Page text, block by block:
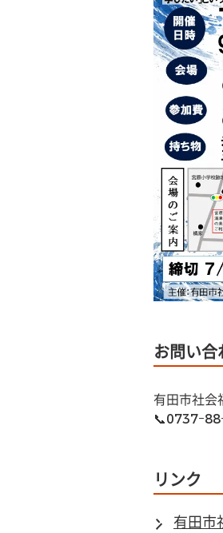
お問い合
有田市社会
📞0737ｰ88
リンク
有田市